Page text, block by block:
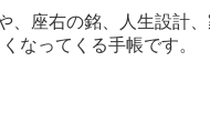
、座右の銘、人生設計
なってくる手帳です。